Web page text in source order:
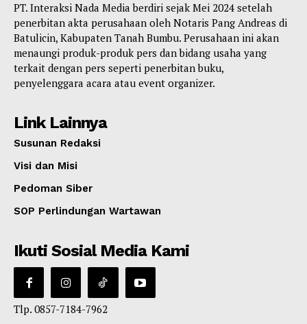
PT. Interaksi Nada Media berdiri sejak Mei 2024 setelah
penerbitan akta perusahaan oleh Notaris Pang Andreas di
Batulicin, Kabupaten Tanah Bumbu. Perusahaan ini akan
menaungi produk-produk pers dan bidang usaha yang
terkait dengan pers seperti penerbitan buku,
penyelenggara acara atau event organizer.
Link Lainnya
Susunan Redaksi
Visi dan Misi
Pedoman Siber
SOP Perlindungan Wartawan
Ikuti Sosial Media Kami
Tlp. 0857-7184-7962